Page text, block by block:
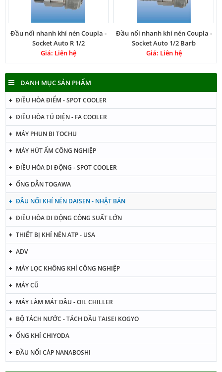
Đầu nối nhanh khí nén Coupla -
Socket Auto R 1/2
Giá: Liên hệ
Đầu nối nhanh khí nén Coupla -
Socket Auto 1/2 Barb
Giá: Liên hệ
DANH MỤC SẢN PHẨM
ĐIỀU HÒA ĐIỂM - SPOT COOLER
ĐIỀU HÒA TỦ ĐIỆN - FA COOLER
MÁY PHUN BI TOCHU
MÁY HÚT ẨM CÔNG NGHIỆP
ĐIỀU HÒA DI ĐỘNG - SPOT COOLER
ỐNG DẪN TOGAWA
ĐẦU NỐI KHÍ NÉN DAISEN - NHẬT BẢN
ĐIỀU HÒA DI ĐỘNG CÔNG SUẤT LỚN
THIẾT BỊ KHÍ NÉN ATP - USA
ADV
MÁY LỌC KHÔNG KHÍ CÔNG NGHIỆP
MÁY CŨ
MÁY LÀM MÁT DẦU - OIL CHILLER
BỘ TÁCH NƯỚC - TÁCH DẦU TAISEI KOGYO
ỐNG KHÍ CHIYODA
ĐẦU NỐI CÁP NANABOSHI